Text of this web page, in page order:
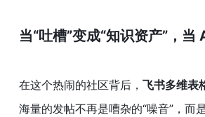
当“吐槽”变成“知识资产”，当
在这个热闹的社区背后， 飞书多维表
海量的发帖不再是嘈杂的“噪音”，而